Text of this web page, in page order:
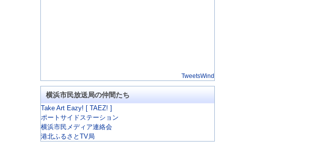
TweetsWind
横浜市民放送局の仲間たち
Take Art Eazy! [ TAEZ! ]
ポートサイドステーション
横浜市民メディア連絡会
港北ふるさとTV局